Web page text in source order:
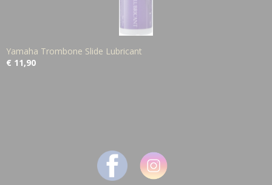
Yamaha Trombone Slide Lubricant
€ 11,90